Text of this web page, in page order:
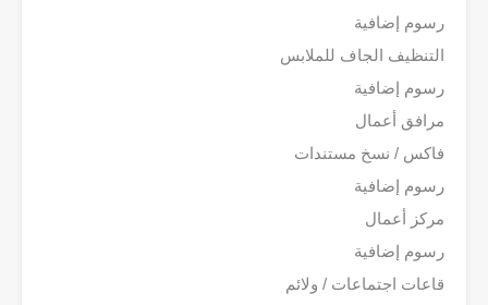
رسوم إضافية
التنظيف الجاف للملابس
رسوم إضافية
مرافق أعمال
فاكس / نسخ مستندات
رسوم إضافية
مركز أعمال
رسوم إضافية
قاعات اجتماعات / ولائم